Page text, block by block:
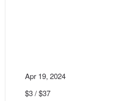
Apr 19, 2024
$3 / $37